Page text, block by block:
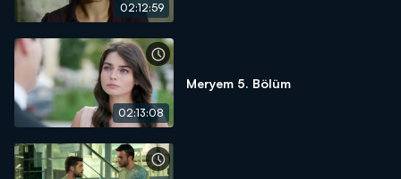
02:12:59
02:13:08
Meryem 5. Bölüm